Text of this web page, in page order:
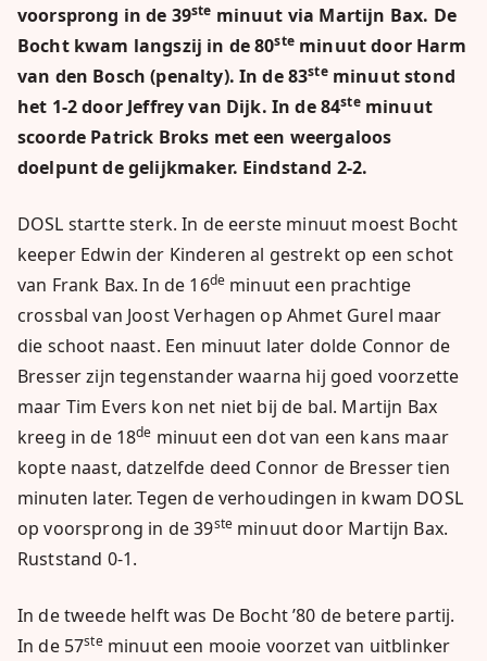
voorsprong in de 39ste minuut via Martijn Bax. De
Bocht kwam langszij in de 80steminuut door Harm
van den Bosch (penalty). In de 83steminuut stond
het 1-2 door Jeffrey van Dijk. In de 84steminuut
scoorde Patrick Broks met een weergaloos
doelpunt de gelijkmaker. Eindstand 2-2.
DOSL startte sterk. In de eerste minuut moest Bocht
keeper Edwin der Kinderen al gestrekt op een schot
van Frank Bax. In de 16de minuut een prachtige
crossbal van Joost Verhagen op Ahmet Gurel maar
die schoot naast. Een minuut later dolde Connor de
Bresser zijn tegenstander waarna hij goed voorzette
maar Tim Evers kon net niet bij de bal. Martijn Bax
kreeg in de 18de minuut een dot van een kans maar
kopte naast, datzelfde deed Connor de Bresser tien
minuten later. Tegen de verhoudingen in kwam DOSL
op voorsprong in de 39ste minuut door Martijn Bax.
Ruststand 0-1.
In de tweede helft was De Bocht ’80 de betere partij.
In de 57steminuut een mooie voorzet van uitblinker